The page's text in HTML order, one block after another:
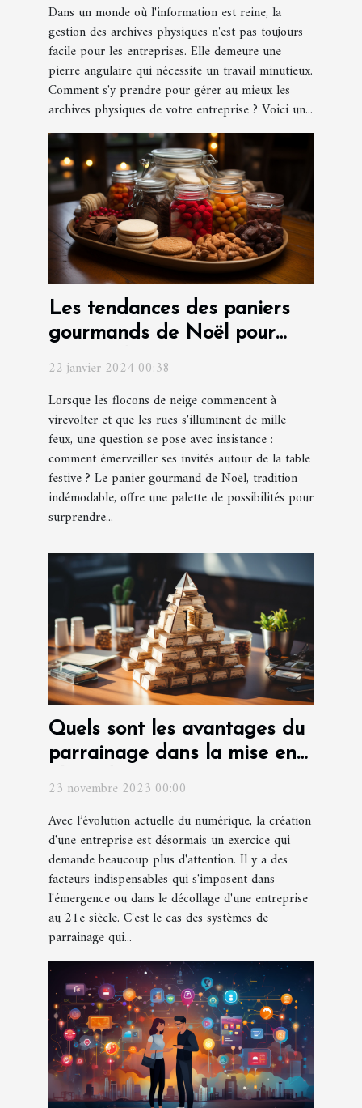
Dans un monde où l'information est reine, la
gestion des archives physiques n'est pas toujours
facile pour les entreprises. Elle demeure une
pierre angulaire qui nécessite un travail minutieux.
Comment s'y prendre pour gérer au mieux les
archives physiques de votre entreprise ? Voici un...
Les tendances des paniers
gourmands de Noël pour
surprendre vos invités
22 janvier 2024 00:38
Lorsque les flocons de neige commencent à
virevolter et que les rues s'illuminent de mille
feux, une question se pose avec insistance :
comment émerveiller ses invités autour de la table
festive ? Le panier gourmand de Noël, tradition
indémodable, offre une palette de possibilités pour
surprendre...
Quels sont les avantages du
parrainage dans la mise en
place d'une entreprise ?
23 novembre 2023 00:00
Avec l’évolution actuelle du numérique, la création
d'une entreprise est désormais un exercice qui
demande beaucoup plus d'attention. Il y a des
facteurs indispensables qui s'imposent dans
l'émergence ou dans le décollage d'une entreprise
au 21e siècle. C'est le cas des systèmes de
parrainage qui...